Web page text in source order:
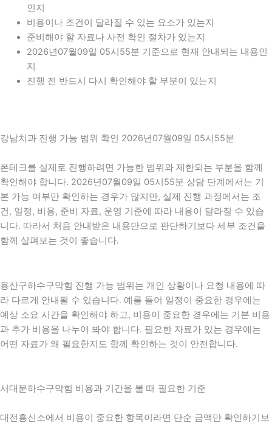
인지
비용이나 조건이 달라질 수 있는 요소가 있는지
준비해야 할 자료나 사전 확인 절차가 있는지
2026년07월09일 05시55분 기준으로 현재 안내되는 내용인
지
진행 전 반드시 다시 확인해야 할 부분이 있는지
강남치과 진행 가능 범위 확인 2026년07월09일 05시55분
폰테크를 실제로 진행하려면 가능한 범위와 제한되는 부분을 함께
확인해야 합니다. 2026년07월09일 05시55분 상담 단계에서는 기
본 가능 여부만 확인하는 경우가 많지만, 실제 진행 과정에서는 조
건, 일정, 비용, 준비 자료, 운영 기준에 따라 내용이 달라질 수 있습
니다. 따라서 처음 안내받은 내용만으로 판단하기보다 세부 조건을
함께 살펴보는 것이 좋습니다.
용산구하수구막힘 진행 가능 범위는 개인 상황이나 요청 내용에 따
라 다르게 안내될 수 있습니다. 예를 들어 일정이 중요한 경우에는
예상 소요 시간을 확인해야 하고, 비용이 중요한 경우에는 기본 비용
과 추가 비용을 나누어 봐야 합니다. 필요한 자료가 있는 경우에는
어떤 자료가 왜 필요한지도 함께 확인하는 것이 안전합니다.
서대문하수구막힘 비용과 기간을 볼 때 필요한 기준
대전흥신소에서 비용이 중요한 항목이라면 단순 금액만 확인하기보